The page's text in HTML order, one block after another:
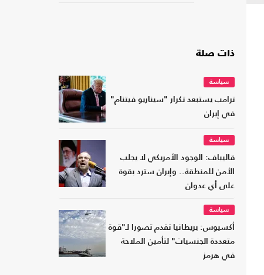
ذات صلة
سياسة
ترامب يستبعد تكرار "سيناريو فيتنام"
في إيران
سياسة
قاليباف: الوجود الأمريكي لا يجلب
الأمن للمنطقة.. وإيران سترد بقوة
على أي عدوان
سياسة
أكسيوس: بريطانيا تقدم تصورا لـ"قوة
متعددة الجنسيات" لتأمين الملاحة
في هرمز